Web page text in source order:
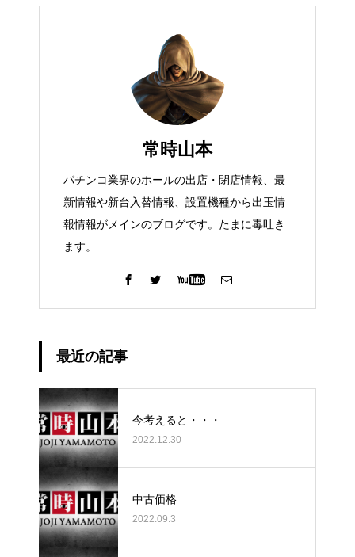
常時山本
パチンコ業界のホールの出店・閉店情報、最
新情報や新台入替情報、設置機種から出玉情
報情報がメインのブログです。たまに毒吐き
ます。
最近の記事
今考えると・・・
2022.12.30
中古価格
2022.09.3